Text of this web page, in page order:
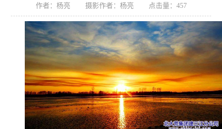
作者：杨亮
摄影作者：杨亮 点击量： 457